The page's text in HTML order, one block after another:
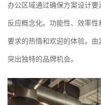
办公区域通过确保方案设计
反应概念化。功能性、效率
要求的热情和欢迎的体验。
突出独特的品牌机会。